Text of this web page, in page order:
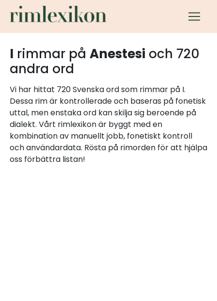
I rimmar på Anestesi och 720
andra ord
Vi har hittat 720 Svenska ord som rimmar på I.
Dessa rim är kontrollerade och baseras på fonetisk
uttal, men enstaka ord kan skilja sig beroende på
dialekt. Vårt rimlexikon är byggt med en
kombination av manuellt jobb, fonetiskt kontroll
och användardata. Rösta på rimorden för att hjälpa
oss förbättra listan!